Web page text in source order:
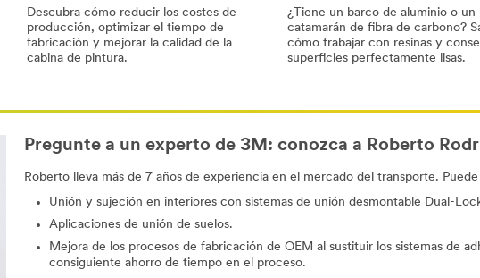
Descubra cómo reducir los costes de
producción, optimizar el tiempo de
fabricación y mejorar la calidad de la
cabina de pintura.
¿Tiene un barco de aluminio o un
catamarán de fibra de carbono?
cómo trabajar con resinas y
superficies perfectamente lisas.
Pregunte a un experto de 3M: conozca a Roberto
Roberto lleva más de 7 años de experiencia en el mercado del transporte.
Unión y sujeción en interiores con sistemas de unión desmontable Dual-
Aplicaciones de unión de suelos.
Mejora de los procesos de fabricación de OEM al sustituir los sistemas de
consiguiente ahorro de tiempo en el proceso.